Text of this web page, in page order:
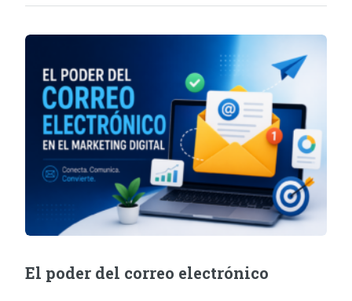
El poder del correo electrónico